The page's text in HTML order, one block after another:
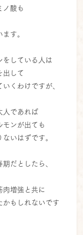
ノ酸も
す。
をしている人は
出して
くわけですが、
人であれば
モンが出ても
いはずです。
だとしたら、
肉増強と共に
かもしれないです